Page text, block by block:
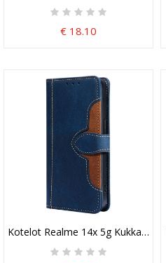
€ 18.10
Kotelot Realme 14x 5g Kukkakuvio